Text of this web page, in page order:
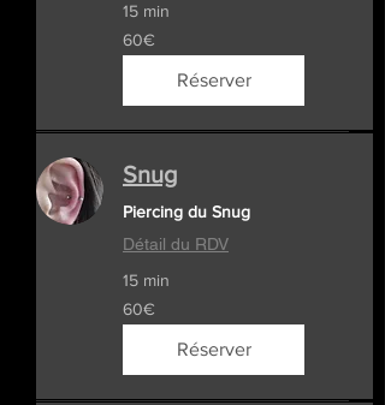
15 min
60€
60€
Réserver
Snug
Piercing du Snug
Détail du RDV
15 min
60€
60€
Réserver